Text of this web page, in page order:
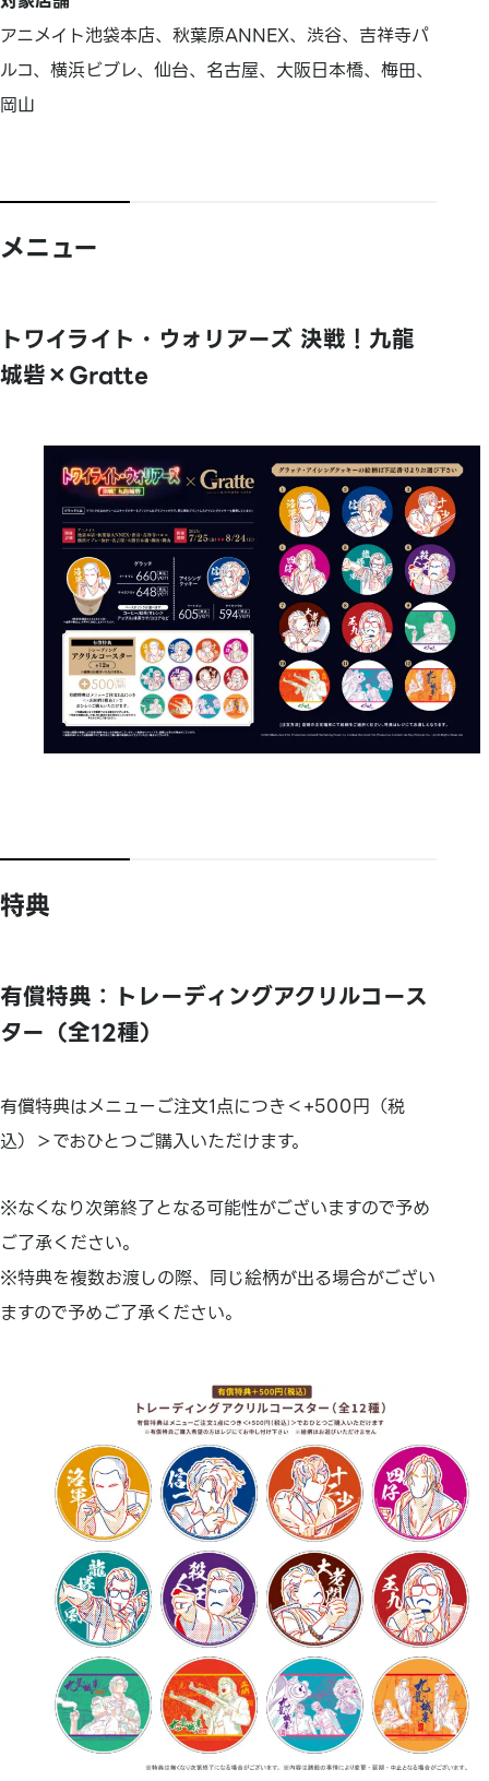
アニメイト池袋本店、秋葉原ANNEX、渋谷、吉祥寺パ
ルコ、横浜ビブレ、仙台、名古屋、大阪日本橋、梅田、
岡山
メニュー
トワイライト・ウォリアーズ 決戦！九龍
城砦×Gratte
特典
有償特典：トレーディングアクリルコース
ター（全12種）
有償特典はメニューご注文1点につき＜+500円（税
込）＞でおひとつご購入いただけます。
※なくなり次第終了となる可能性がございますので予め
ご了承ください。
※特典を複数お渡しの際、同じ絵柄が出る場合がござい
ますので予めご了承ください。